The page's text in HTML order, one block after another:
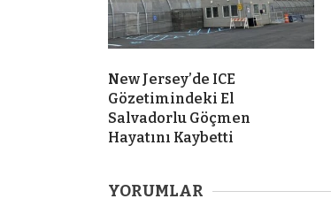
New Jersey’de ICE
Gözetimindeki El
Salvadorlu Göçmen
Hayatını Kaybetti
YORUMLAR